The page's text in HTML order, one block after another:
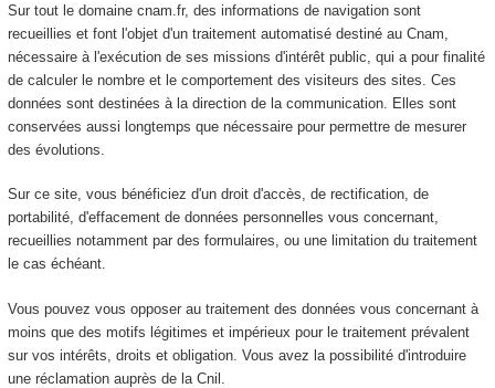
Sur tout le domaine cnam.fr, des informations de navigation sont
recueillies et font l'objet d'un traitement automatisé destiné au Cnam,
nécessaire à l'exécution de ses missions d'intérêt public, qui a pour finalité
de calculer le nombre et le comportement des visiteurs des sites. Ces
données sont destinées à la direction de la communication. Elles sont
conservées aussi longtemps que nécessaire pour permettre de mesurer
des évolutions.
Sur ce site, vous bénéficiez d'un droit d'accès, de rectification, de
portabilité, d'effacement de données personnelles vous concernant,
recueillies notamment par des formulaires, ou une limitation du traitement
le cas échéant.
Vous pouvez vous opposer au traitement des données vous concernant à
moins que des motifs légitimes et impérieux pour le traitement prévalent
sur vos intérêts, droits et obligation. Vous avez la possibilité d'introduire
une réclamation auprès de la Cnil.